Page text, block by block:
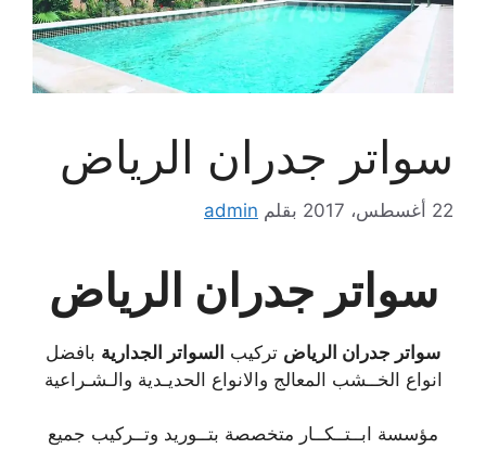
سواتر جدران الرياض
22 أغسطس، 2017 بقلم admin
سواتر جدران الرياض
سواتر جدران الرياض تركيب السواتر الجدارية بافضل
انواع الخــشب المعالج والانواع الحديـدية والـشـراعية
مؤسسة ابــتــكــار متخصصة بتــوريد وتــركيب جميع